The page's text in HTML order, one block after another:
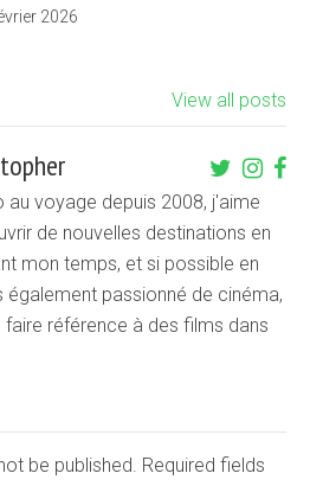
2026
View all posts
au voyage depuis 2008, j'aime
de nouvelles destinations en
mon temps, et si possible en
également passionné de cinéma,
référence à des films dans
be published. Required fields